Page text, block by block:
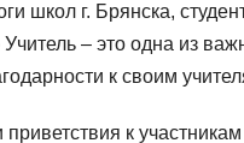
школ г. Брянска,
Учитель – это одна из
к своим
к